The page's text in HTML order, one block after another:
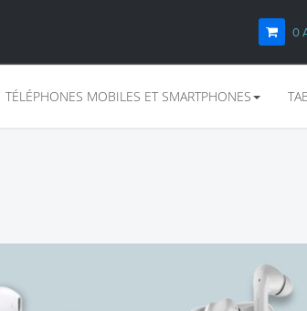
0
TÉLÉPHONES MOBILES ET SMARTPHONES